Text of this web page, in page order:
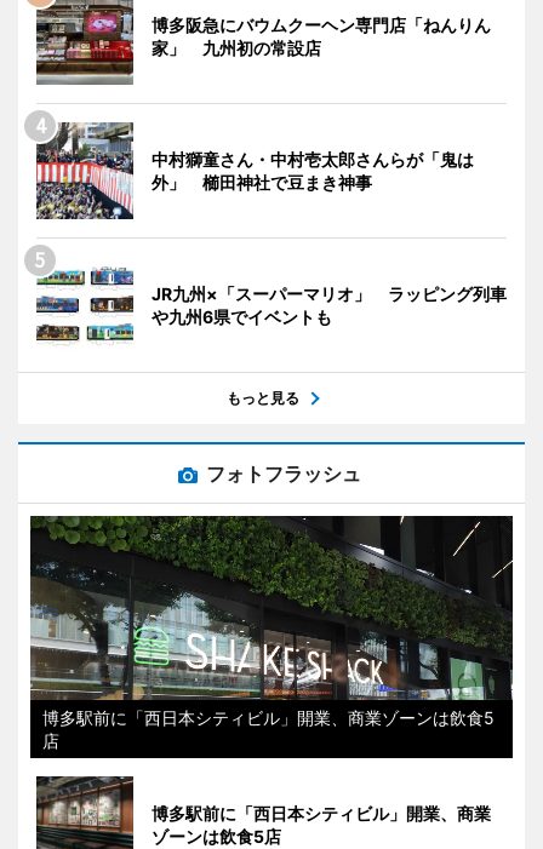
博多阪急にバウムクーヘン専門店「ねんりん
家」 九州初の常設店
中村獅童さん・中村壱太郎さんらが「鬼は
外」 櫛田神社で豆まき神事
JR九州×「スーパーマリオ」 ラッピング列車
や九州6県でイベントも
もっと見る
フォトフラッシュ
博多駅前に「西日本シティビル」開業、商業ゾーンは飲食5
店
博多駅前に「西日本シティビル」開業、商業
ゾーンは飲食5店